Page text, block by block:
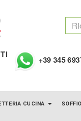
+39 345
CUCINA